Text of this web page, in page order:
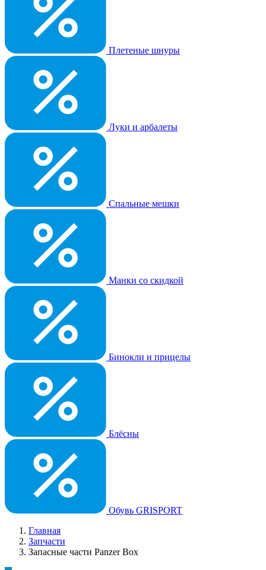
Плетеные шнуры
Луки и арбалеты
Спальные мешки
Манки со скидкой
Бинокли и прицелы
Блёсны
Обувь GRISPORT
Главная
Запчасти
Запасные части Panzer Box